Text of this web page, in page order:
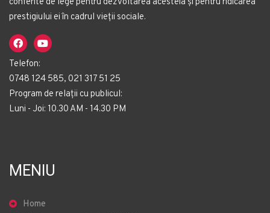
prestigiului ei în cadrul vieții sociale.
Telefon:
0748 124 585, 021 317 51 25
Program de relații cu publicul:
Luni - Joi: 10.30 AM - 14.30 PM
MENIU
Home